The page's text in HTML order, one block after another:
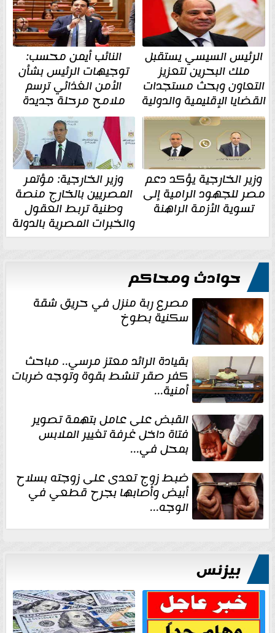
الرئيس السيسي يستقبل
ملك البحرين لتعزيز
التعاون وبحث مستجدات
القضايا الإقليمية والدولية
النائب أيمن محسب:
توجيهات الرئيس بشأن
الأمن الغذائي ترسم
ملامح مرحلة جديدة
وزير الخارجية يؤكد دعم
مصر للجهود الرامية إلى
تسوية الأزمة الراهنة
وزير الخارجية: مؤتمر
المصريين بالخارج منصة
وطنية تربط العقول
والخبرات المصرية بالدولة
حوادث ومحاكم
مصرع ربة منزل في حريق شقة
سكنية بطوخ
بقيادة الرائد معتز مرسي.. مباحث
كفر صقر تنشط بقوة وتوجه ضربات
أمنية...
القبض على عامل بتهمة تصوير
فتاة داخل غرفة تغيير الملابس
بمحل في...
ضبط زوج تعدى على زوجته بسلاح
أبيض وأصابها بجرح قطعي في
الوجه...
بيزنس